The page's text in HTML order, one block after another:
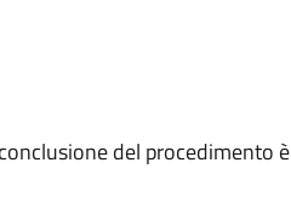
del procedimento è